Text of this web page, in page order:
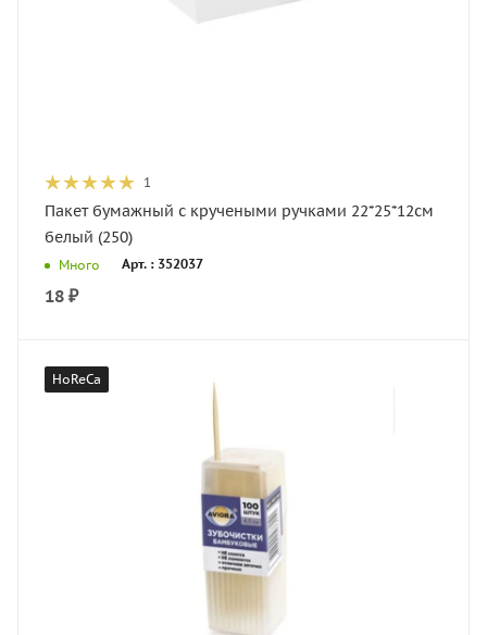
1
Пакет бумажный с кручеными ручками 22*25*12см
белый (250)
Много Арт. : 352037
18 ₽
HoReCa